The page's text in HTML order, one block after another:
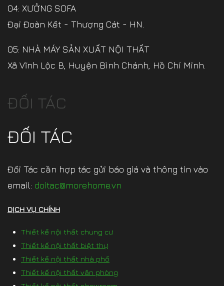
04: XƯỞNG SOFA
Đại Đoàn Kết - Thượng Cát - HN.
05: NHÀ MÁY SẢN XUẤT NỘI THẤT
Xã Vĩnh Lộc B, Huyện Bình Chánh, Hồ Chí Minh.
ĐỐI TÁC
ĐỐI TÁC
Đối Tác cần hợp tác gửi báo giá và thông tin vào
email: doitac@morehome.vn
DỊCH VỤ CHÍNH
Thiết kế nội thất chung cư
Thiết kế nội thất biệt thự
Thiết kế nội thất nhà phố
Thiết kế nội thất văn phòng